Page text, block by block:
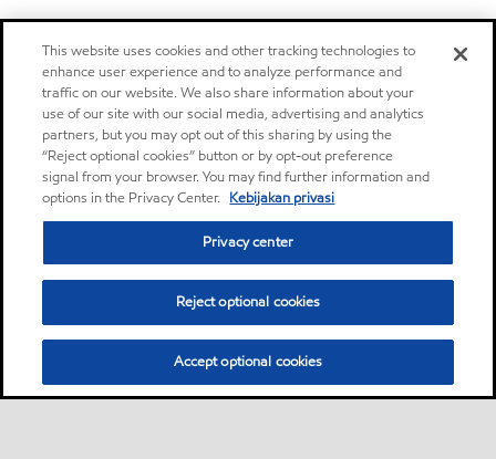
This website uses cookies and other tracking technologies to
enhance user experience and to analyze performance and
traffic on our website. We also share information about your
use of our site with our social media, advertising and analytics
partners, but you may opt out of this sharing by using the
“Reject optional cookies” button or by opt-out preference
signal from your browser. You may find further information and
options in the Privacy Center. Kebijakan privasi
Privacy center
Reject optional cookies
Accept optional cookies